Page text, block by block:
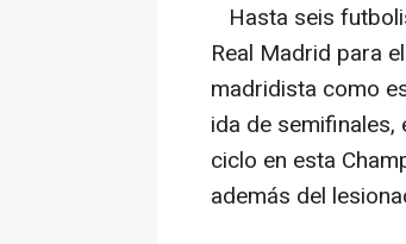
Hasta seis
Real Madrid para
madridista como
ida de semifinales,
ciclo en esta
además del